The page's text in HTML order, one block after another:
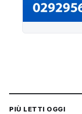
PIÙ LETTI OGGI